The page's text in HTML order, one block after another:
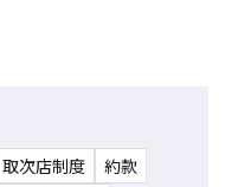
取次店制度
約款